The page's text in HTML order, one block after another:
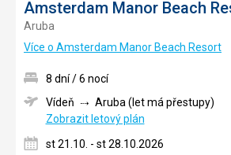
Amsterdam Manor Beach
Aruba
Více o Amsterdam Manor Beach Resort
8 dní / 6 nocí
Vídeň
Aruba (let má přestupy)
Zobrazit letový plán
st 21.10. - st 28.10.2026